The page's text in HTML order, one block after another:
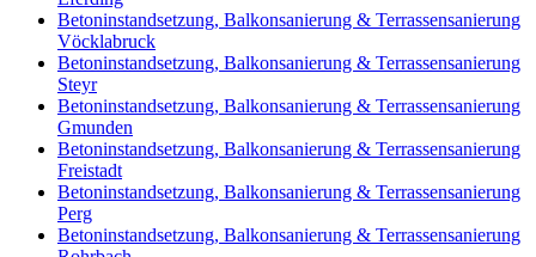
Betoninstandsetzung, Balkonsanierung & Terrassensanierung
Vöcklabruck
Betoninstandsetzung, Balkonsanierung & Terrassensanierung
Steyr
Betoninstandsetzung, Balkonsanierung & Terrassensanierung
Gmunden
Betoninstandsetzung, Balkonsanierung & Terrassensanierung
Freistadt
Betoninstandsetzung, Balkonsanierung & Terrassensanierung
Perg
Betoninstandsetzung, Balkonsanierung & Terrassensanierung